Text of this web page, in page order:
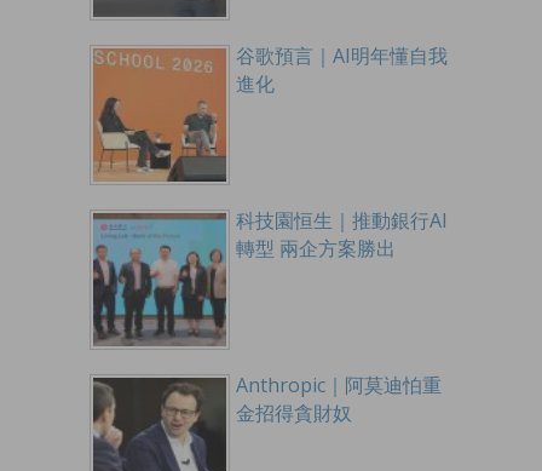
谷歌預言｜AI明年懂自我
進化
科技園恒生｜推動銀行AI
轉型 兩企方案勝出
Anthropic｜阿莫迪怕重
金招得貪財奴